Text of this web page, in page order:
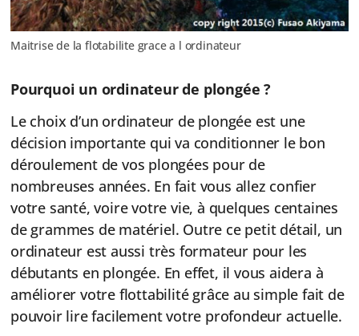
Maitrise de la flotabilite grace a l ordinateur
Pourquoi un ordinateur de plongée ?
Le choix d’un ordinateur de plongée est une
décision importante qui va conditionner le bon
déroulement de vos plongées pour de
nombreuses années. En fait vous allez confier
votre santé, voire votre vie, à quelques centaines
de grammes de matériel. Outre ce petit détail, un
ordinateur est aussi très formateur pour les
débutants en plongée. En effet, il vous aidera à
améliorer votre flottabilité grâce au simple fait de
pouvoir lire facilement votre profondeur actuelle.